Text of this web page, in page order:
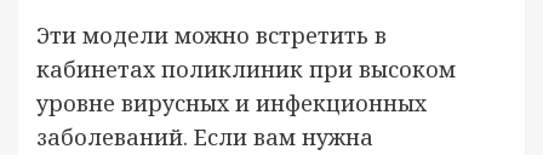
Эти модели можно встретить в
кабинетах поликлиник при высоком
уровне вирусных и инфекционных
заболеваний. Если вам нужна